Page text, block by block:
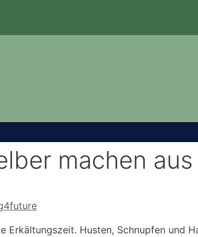
machen
Erkältungszeit. Husten, Schnupfen und